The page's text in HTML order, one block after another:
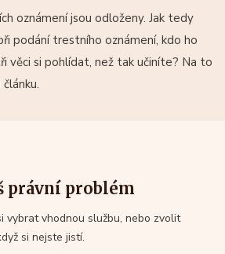
oznámení jsou odloženy. Jak tedy
podání trestního oznámení, kdo ho
věci si pohlídat, než tak učiníte? Na to
právní problém
vybrat vhodnou službu, nebo zvolit
si nejste jistí.